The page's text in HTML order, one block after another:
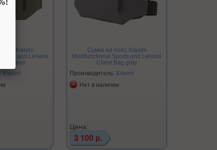
пояс Xiaomi
and Leisure
green
Xiaomi
Сумка на пояс Xiaomi
Multifunctional Sports and Leisure
Chest Bag gray
Производитель: Xiaomi
Нет в наличии
Цена:
3 100 р.